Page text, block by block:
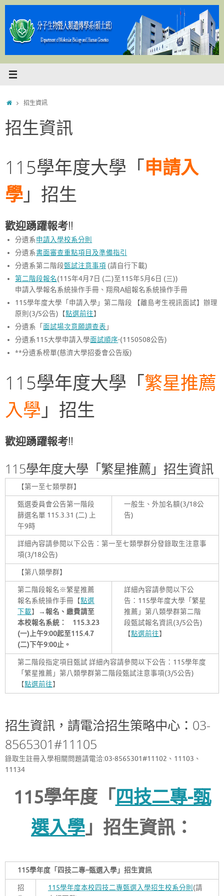
Skip
content
Home招生資訊
招生資訊
115學年度大學「申請入
學」招生
歡迎踴躍報考!!
分遺系申請入學校系分則
分遺系書面審查重點項目及準備指引
分遺系第二階段甄試注意事項 (請自行下載)
第二階段報名(115年4月7日 (二)至115年5月6日 (三))
申請入學報名系統操作手冊、翔飛A組報名系統操作手冊
115學年度大學「申請入學」第二階段 【離島考生視訊面試】辦理
原則(3/5公告)【點選前往】
分遺系「面試場次意願調查表 」
分遺系115大學申請入學面試順序-(1150508公告)
**分遺系榜單(慈濟大學招委會公告版)
115學年度大學「繁星推薦
入學」招生
歡迎踴躍報考!!
115學年度大學「繁星推薦」招生資訊
【第一至七類學群】
甄選委員會公告第一階段
篩選名單 115.3.31 (二) 上
午9時
一般生、外加名額(3/18公
告)
詳細內容請參閱以下公告：第一至七類學群分發錄取生注意事
項(3/18公告)
【第八類學群】
第二階段報名※繁星推薦
報名系統操作手冊【點選
下載】 →報名、繳費請至
本校報名系統：
115.3.23
(一)上午9:00起至115.4.7
(二)下午9:00止。
詳細內容請參閱以下公
告：115學年度大學「繁星
推薦」第八類學群第二階
段甄試報名資訊(3/5公告)
【點選前往】
第二階段指定項目甄試 詳細內容請參閱以下公告：115學年度
「繁星推薦」第八類學群第二階段甄試注意事項(3/5公告)
【點選前往】
招生資訊，請電洽招生策略中心：03-
8565301#11105
錄取生註冊入學相關問題請電洽:03-8565301#11102、11103、
11134
115學年度「四技二專-甄
選入學」招生資訊：
115學年度「四技二專–甄選入學」招生資訊
招
115學年度本校四技二專甄選入學招生校系分則 (請